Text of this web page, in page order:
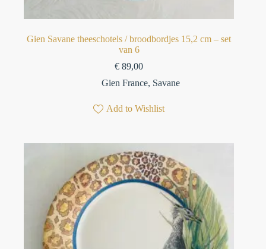
Gien Savane theeschotels / broodbordjes 15,2 cm – set
van 6⁠
€ 89,00
Gien France, Savane
Add to Wishlist